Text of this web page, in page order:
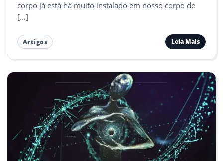
corpo já está há muito instalado em nosso corpo de
[…]
Artigos Leia Mais